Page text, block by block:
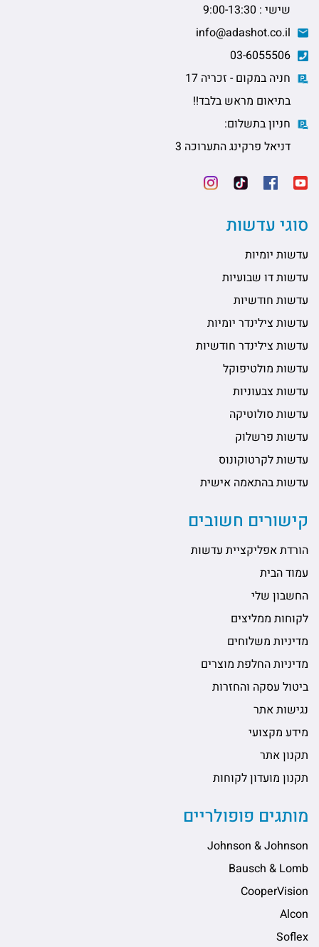
שישי : 9:00-13:30
חניה במקום - זכריה 17
בתיאום מראש בלבד!!
חניון בתשלום:
דניאל פרקינג התערוכה 3
סוגי עדשות
עדשות יומיות
עדשות דו שבועיות
עדשות חודשיות
עדשות צילינדר יומיות
עדשות צילינדר חודשיות
עדשות מולטיפוקל
עדשות צבעוניות
עדשות סולוטיקה
עדשות פרשלוק
עדשות לקרטוקונוס
עדשות בהתאמה אישית
קישורים חשובים
הורדת אפליקציית עדשות
עמוד הבית
החשבון שלי
לקוחות ממליצים
מדיניות משלוחים
מדיניות החלפת מוצרים
ביטול עסקה והחזרות
נגישות אתר
מידע מקצועי
תקנון אתר
תקנון מועדון לקוחות
מותגים פופולריים
Johnson & Johnson
Bausch & Lomb
CooperVision
Alcon
Soflex